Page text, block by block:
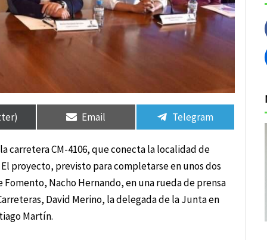
Compartir
en
Email
Compartir
en
Telegram
carretera CM-4106, que conecta la localidad de
proyecto, previsto para completarse en unos dos
Nacho Hernando, en una rueda de prensa
David Merino, la delegada de la Junta en
Martín.
Compartir
en
Compartir
en